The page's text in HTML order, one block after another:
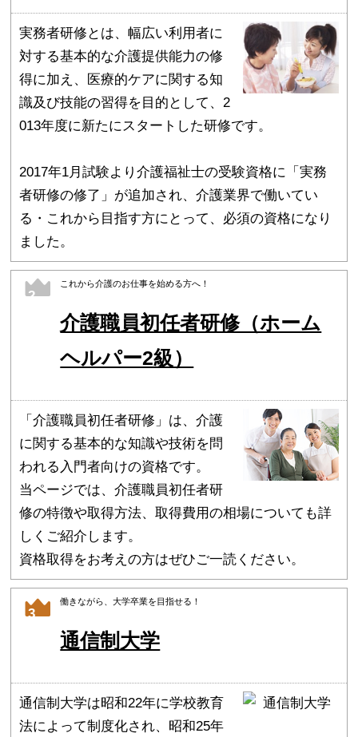
実務者研修とは、幅広い利用者に
対する基本的な介護提供能力の修
得に加え、医療的ケアに関する知
識及び技能の習得を目的として、2
013年度に新たにスタートした研修です。
2017年1月試験より介護福祉士の受験資格に「実務
者研修の修了」が追加され、介護業界で働いてい
る・これから目指す方にとって、必須の資格になり
ました。
2
これから介護のお仕事を始める方へ！
介護職員初任者研修（ホーム
ヘルパー2級）
「介護職員初任者研修」は、介護
に関する基本的な知識や技術を問
われる入門者向けの資格です。
当ページでは、介護職員初任者研
修の特徴や取得方法、取得費用の相場についても詳
しくご紹介します。
資格取得をお考えの方はぜひご一読ください。
3
働きながら、大学卒業を目指せる！
通信制大学
通信制大学は昭和22年に学校教育
法によって制度化され、昭和25年